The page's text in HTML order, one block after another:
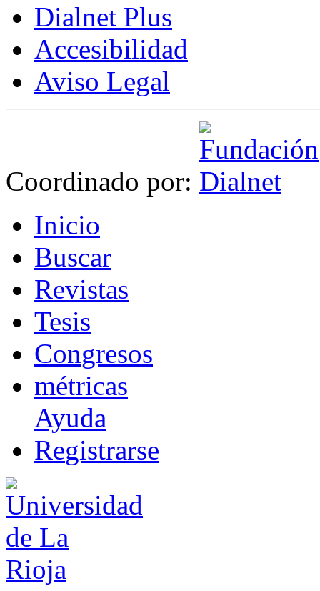
Dialnet Plus
Accesibilidad
Aviso Legal
Coordinado por:
Inicio
Buscar
Revistas
Tesis
Congresos
métricas
Ayuda
Registrarse